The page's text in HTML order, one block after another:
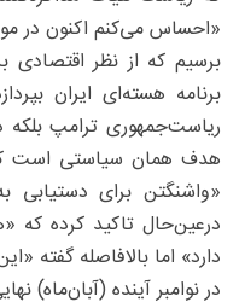
«احساس می‌کنم اکنون در
برسیم که از نظر اقتصادی
برنامه هسته‌ای ایران
ریاست‌جمهوری ترامپ بلکه
هدف همان سیاستی است که
«واشنگتن برای دستیابی
درعین‌حال تاکید کرده که
دارد» اما بالافاصله گفته
در نوامبر آینده (آبان‌ماه)